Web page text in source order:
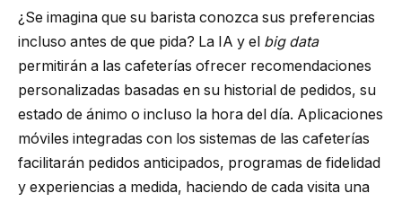
¿Se imagina que su barista conozca sus preferencias
incluso antes de que pida? La IA y el big data
permitirán a las cafeterías ofrecer recomendaciones
personalizadas basadas en su historial de pedidos, su
estado de ánimo o incluso la hora del día. Aplicaciones
móviles integradas con los sistemas de las cafeterías
facilitarán pedidos anticipados, programas de fidelidad
y experiencias a medida, haciendo de cada visita una